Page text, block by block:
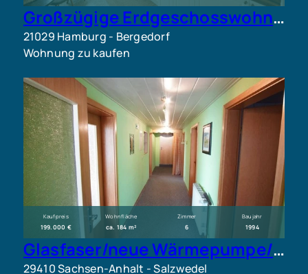
Großzügige Erdgeschosswohnung mit Wintergarten und Altbaudetails
21029 Hamburg - Bergedorf
Wohnung zu kaufen
Kaufpreis
199.000 €
Wohnfläche
ca. 184 m²
Zimmer
6
Baujahr
1994
Glasfaser/neue Wärmepumpe/geringe Nebenkosten/TopEFH+Einliegerwhg
29410 Sachsen-Anhalt - Salzwedel